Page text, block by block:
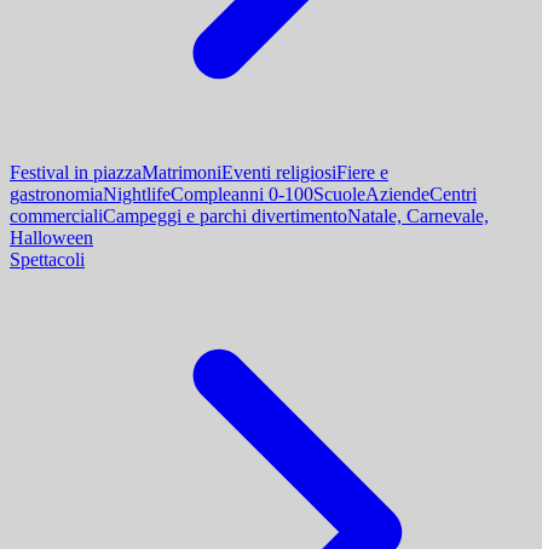
Festival in piazzaMatrimoniEventi religiosiFiere e
gastronomiaNightlifeCompleanni 0-100ScuoleAziendeCentri
commercialiCampeggi e parchi divertimentoNatale, Carnevale,
Halloween
Spettacoli